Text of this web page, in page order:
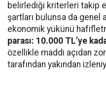
belirlediği kriterleri takip
şartları bulunsa da genel
ekonomik yükünü
parası: 10.000 TL’ye
özellikle maddi açıdan
tarafından yakından